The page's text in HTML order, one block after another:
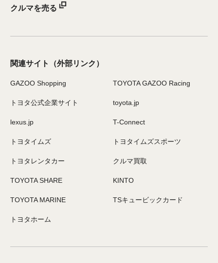
クルマを売る
関連サイト （外部リンク）
GAZOO Shopping TOYOTA GAZOO Racing
トヨタ公式企業サイト toyota.jp
lexus.jp T-Connect
トヨタイムズ トヨタイムズスポーツ
トヨタレンタカー クルマ買取
TOYOTA SHARE KINTO
TOYOTA MARINE TSキュービックカード
トヨタホーム